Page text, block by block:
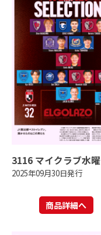
3116 マイクラブ水
2025年09月30日発行
商品詳細へ